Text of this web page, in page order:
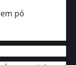
pó